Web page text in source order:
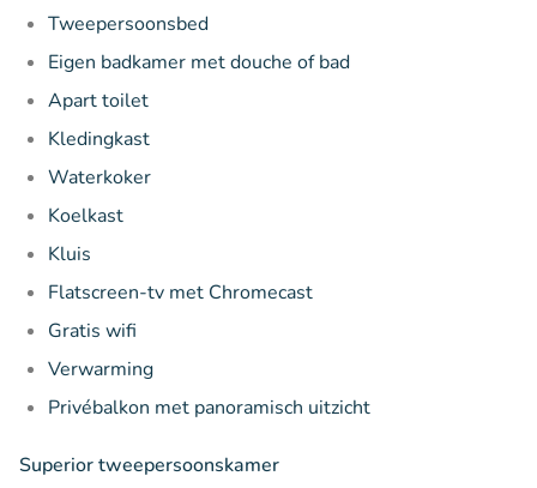
Tweepersoonsbed
Eigen badkamer met douche of bad
Apart toilet
Kledingkast
Waterkoker
Koelkast
Kluis
Flatscreen-tv met Chromecast
Gratis wifi
Verwarming
Privébalkon met panoramisch uitzicht
Superior tweepersoonskamer